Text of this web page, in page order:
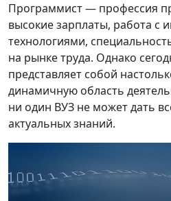
Программист — профессия
высокие зарплаты, работа с
технологиями,
на рынке труда. Однако
представляет собой
динамичную область
ни один ВУЗ не может дать
актуальных знаний.